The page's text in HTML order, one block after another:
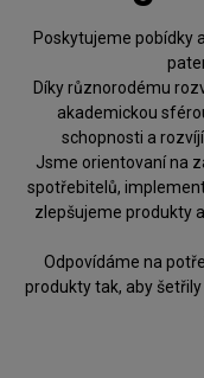
Poskytujeme pobídky
Díky různorodému
akademickou
schopnosti a
Jsme orientovaní na
spotřebitelů,
zlepšujeme produkty
Odpovídáme na
produkty tak, aby